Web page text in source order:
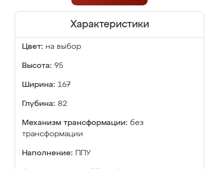
Характеристики
Цвет: на выбор
Высота: 95
Ширина: 167
Глубина: 82
Механизм трансформации: без
трансформации
Наполнение: ППУ